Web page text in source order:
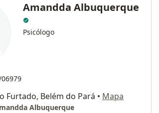
Amandda Albuquerque
Psicólogo
06979
Furtado, Belém do Pará • Mapa
Albuquerque